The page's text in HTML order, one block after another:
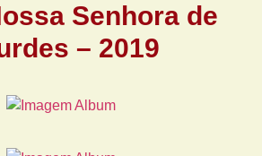
Senhora de
– 2019